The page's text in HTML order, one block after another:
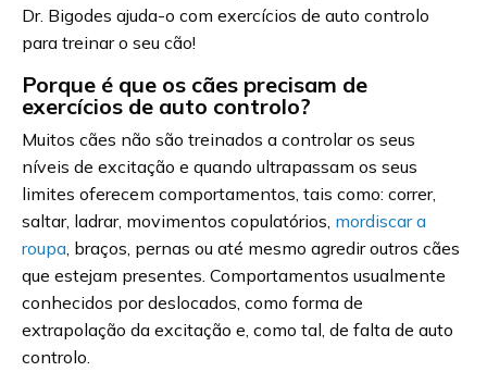
Dr. Bigodes ajuda-o com exercícios de auto controlo
para treinar o seu cão!
Porque é que os cães precisam de
exercícios de auto controlo?
Muitos cães não são treinados a controlar os seus
níveis de excitação e quando ultrapassam os seus
limites oferecem comportamentos, tais como: correr,
saltar, ladrar, movimentos copulatórios, mordiscar a
roupa, braços, pernas ou até mesmo agredir outros cães
que estejam presentes. Comportamentos usualmente
conhecidos por deslocados, como forma de
extrapolação da excitação e, como tal, de falta de auto
controlo.